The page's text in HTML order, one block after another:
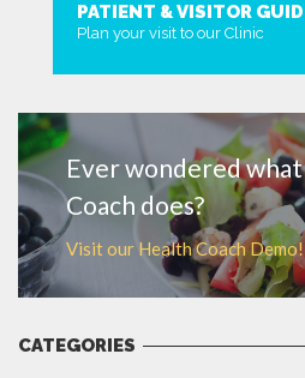
PATIENT & VISITOR
Plan your visit to our Clinic
Ever wondered
Coach does?
Visit our Health Coach Demo!
CATEGORIES